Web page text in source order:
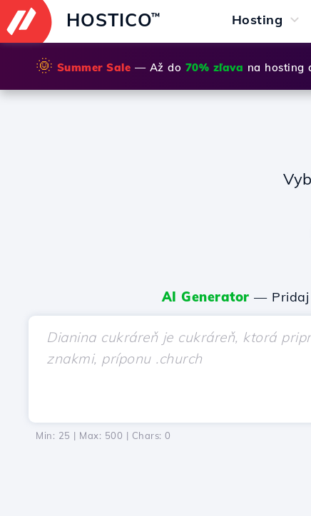
HOSTICO™ Hosting
🌞 Summer Sale — Až do 70% zľava na hosting
AI Generator — Pridaj
Min: 25 | Max: 500 | Chars: 0